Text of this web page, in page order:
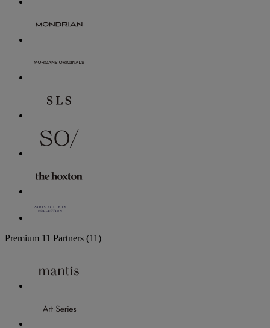
Premium 11 Partners (11)